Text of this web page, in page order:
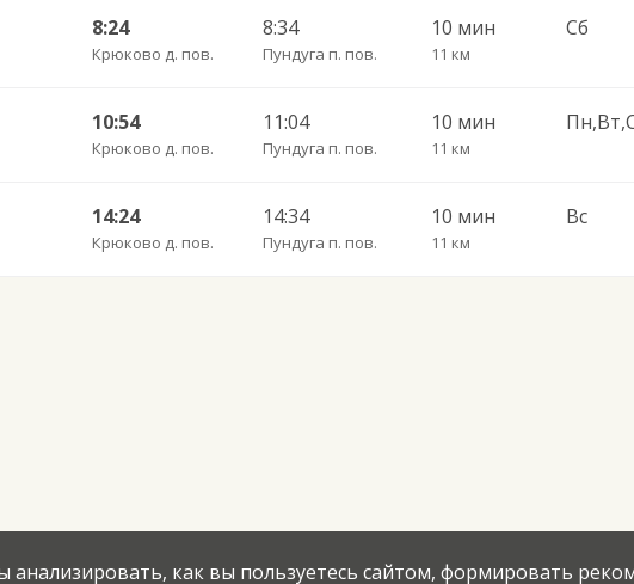
8:24
Крюково д. пов.
8:34
Пундуга п. пов.
10 мин
11 км
Сб
10:54
Крюково д. пов.
11:04
Пундуга п. пов.
10 мин
11 км
14:24
Крюково д. пов.
14:34
Пундуга п. пов.
10 мин
11 км
Вс
как вы пользуетесь сайтом, формировать